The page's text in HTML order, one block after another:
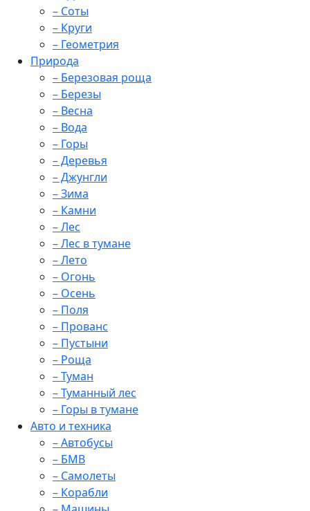
– Соты
– Круги
– Геометрия
Природа
– Березовая роща
– Березы
– Весна
– Вода
– Горы
– Деревья
– Джунгли
– Зима
– Камни
– Лес
– Лес в тумане
– Лето
– Огонь
– Осень
– Поля
– Прованс
– Пустыни
– Роща
– Туман
– Туманный лес
– Горы в тумане
Авто и техника
– Автобусы
– БМВ
– Самолеты
– Корабли